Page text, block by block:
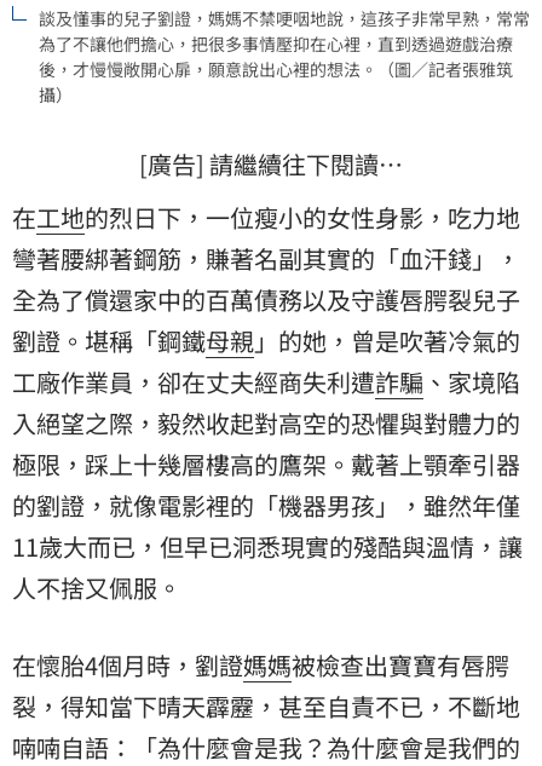
談及懂事的兒子劉證，媽媽不禁哽咽地說，這孩子非常早熟，常常
為了不讓他們擔心，把很多事情壓抑在心裡，直到透過遊戲治療
後，才慢慢敞開心扉，願意說出心裡的想法。（圖／記者張雅筑
攝）
[廣告] 請繼續往下閱讀…
在工地的烈日下，一位瘦小的女性身影，吃力地
彎著腰綁著鋼筋，賺著名副其實的「血汗錢」，
全為了償還家中的百萬債務以及守護唇腭裂兒子
劉證。堪稱「鋼鐵母親」的她，曾是吹著冷氣的
工廠作業員，卻在丈夫經商失利遭詐騙 、家境陷
入絕望之際，毅然收起對高空的恐懼與對體力的
極限，踩上十幾層樓高的鷹架。戴著上顎牽引器
的劉證，就像電影裡的「機器男孩」，雖然年僅
11歲大而已，但早已洞悉現實的殘酷與溫情，讓
人不捨又佩服。
在懷胎4個月時，劉證媽媽被檢查出寶寶有唇腭
裂，得知當下晴天霹靂，甚至自責不已，不斷地
喃喃自語：「為什麼會是我？為什麼會是我們的